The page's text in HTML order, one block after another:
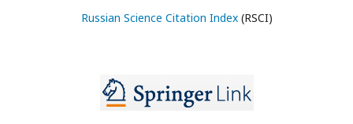
Russian Science Citation Index(RSCI)